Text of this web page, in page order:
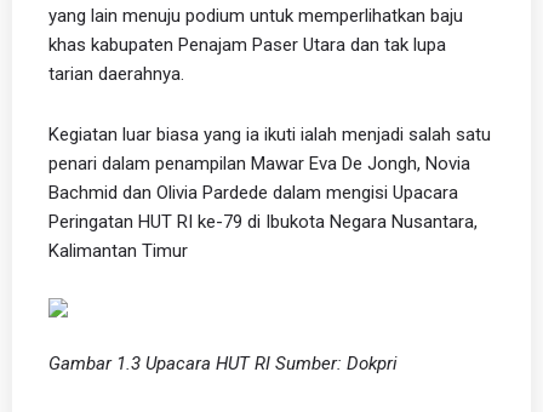
yang lain menuju podium untuk memperlihatkan baju
khas kabupaten Penajam Paser Utara dan tak lupa
tarian daerahnya.
Kegiatan luar biasa yang ia ikuti ialah menjadi salah satu
penari dalam penampilan Mawar Eva De Jongh, Novia
Bachmid dan Olivia Pardede dalam mengisi Upacara
Peringatan HUT RI ke-79 di Ibukota Negara Nusantara,
Kalimantan Timur
Gambar 1.3 Upacara HUT RI Sumber: Dokpri